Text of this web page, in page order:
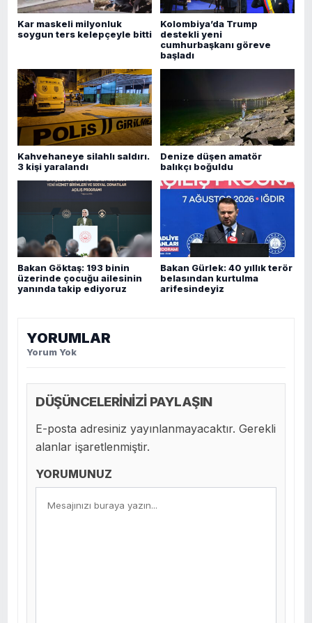
Kar maskeli milyonluk
soygun ters kelepçeyle bitti
Kolombiya’da Trump
destekli yeni
cumhurbaşkanı göreve
başladı
Kahvehaneye silahlı saldırı.
3 kişi yaralandı
Denize düşen amatör
balıkçı boğuldu
Bakan Göktaş: 193 binin
üzerinde çocuğu ailesinin
yanında takip ediyoruz
Bakan Gürlek: 40 yıllık terör
belasından kurtulma
arifesindeyiz
YORUMLAR
Yorum Yok
DÜŞÜNCELERİNİZİ PAYLAŞIN
E-posta adresiniz yayınlanmayacaktır. Gerekli
alanlar işaretlenmiştir.
YORUMUNUZ